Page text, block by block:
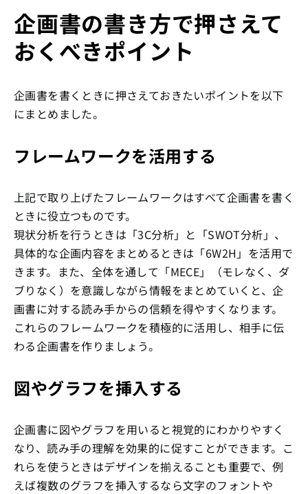
企画書の書き方で押さえて
おくべきポイント
企画書を書くときに押さえておきたいポイントを以下
にまとめました。
フレームワークを活用する
上記で取り上げたフレームワークはすべて企画書を書く
ときに役立つものです。
現状分析を行うときは「3C分析」と「SWOT分析」、
具体的な企画内容をまとめるときは「6W2H」を活用で
きます。また、全体を通して「MECE」（モレなく、ダ
ブりなく）を意識しながら情報をまとめていくと、企
画書に対する読み手からの信頼を得やすくなります。
これらのフレームワークを積極的に活用し、相手に伝
わる企画書を作りましょう。
図やグラフを挿入する
企画書に図やグラフを用いると視覚的にわかりやすく
なり、読み手の理解を効果的に促すことができます。こ
れらを使うときはデザインを揃えることも重要で、例
えば複数のグラフを挿入するなら文字のフォントや